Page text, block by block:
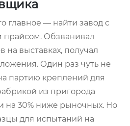
главное — найти завод с
Обзванивал
на выставках, получал
Один раз чуть не
партию креплений для
из пригорода
на 30% ниже рыночных. Но
для испытаний на